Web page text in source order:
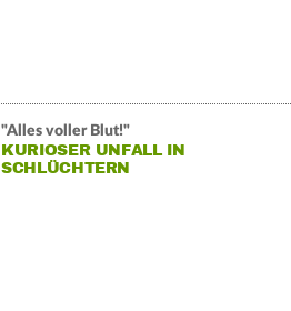
"Alles voller Blut!"
KURIOSER UNFALL IN
SCHLÜCHTERN